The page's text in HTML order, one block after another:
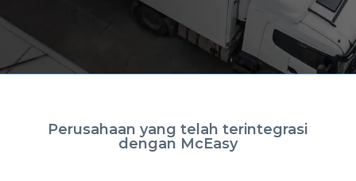
Perusahaan yang telah terintegrasi
dengan McEasy